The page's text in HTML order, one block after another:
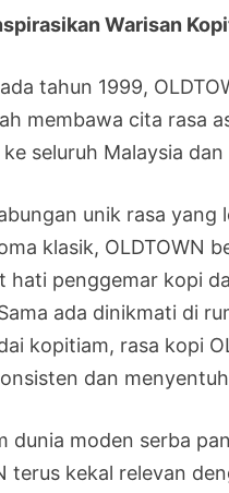
Warisan
tahun 1999,
membawa cita rasa
seluruh Malaysia
unik rasa yang
klasik, OLDTOWN
hati penggemar kopi
ada dinikmati di
kopitiam, rasa kopi
dan
dunia moden serba
terus kekal relevan